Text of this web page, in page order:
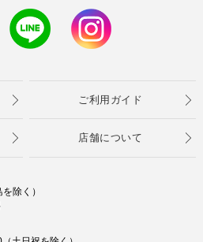
ご利用ガイド
店舗について
除く）